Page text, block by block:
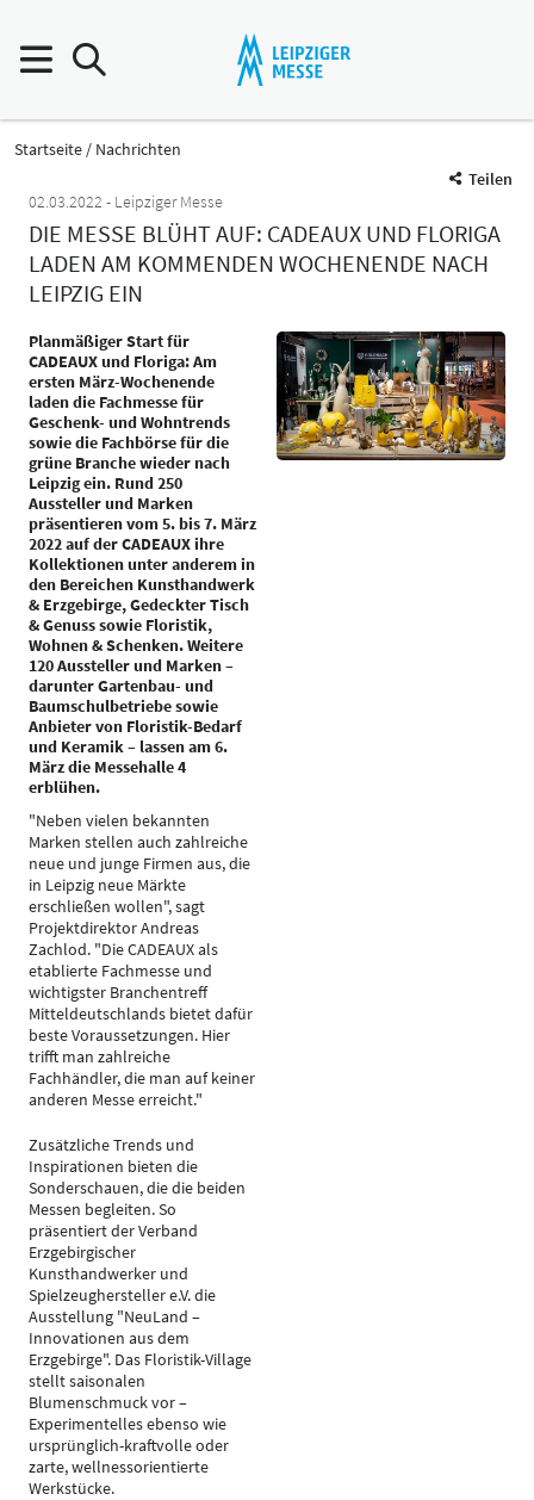
Startseite
Nachrichten
Teilen
02.03.2022
Leipziger Messe
DIE MESSE BLÜHT AUF: CADEAUX UND FLORIGA
LADEN AM KOMMENDEN WOCHENENDE NACH
LEIPZIG EIN
Planmäßiger Start für
CADEAUX und Floriga: Am
ersten März-Wochenende
laden die Fachmesse für
Geschenk- und Wohntrends
sowie die Fachbörse für die
grüne Branche wieder nach
Leipzig ein. Rund 250
Aussteller und Marken
präsentieren vom 5. bis 7. März
2022 auf der CADEAUX ihre
Kollektionen unter anderem in
den Bereichen Kunsthandwerk
& Erzgebirge, Gedeckter Tisch
& Genuss sowie Floristik,
Wohnen & Schenken. Weitere
120 Aussteller und Marken –
darunter Gartenbau- und
Baumschulbetriebe sowie
Anbieter von Floristik-Bedarf
und Keramik – lassen am 6.
März die Messehalle 4
erblühen.
"Neben vielen bekannten
Marken stellen auch zahlreiche
neue und junge Firmen aus, die
in Leipzig neue Märkte
erschließen wollen", sagt
Projektdirektor Andreas
Zachlod. "Die CADEAUX als
etablierte Fachmesse und
wichtigster Branchentreff
Mitteldeutschlands bietet dafür
beste Voraussetzungen. Hier
trifft man zahlreiche
Fachhändler, die man auf keiner
anderen Messe erreicht."
Zusätzliche Trends und
Inspirationen bieten die
Sonderschauen, die die beiden
Messen begleiten. So
präsentiert der Verband
Erzgebirgischer
Kunsthandwerker und
Spielzeughersteller e.V. die
Ausstellung "NeuLand –
Innovationen aus dem
Erzgebirge". Das Floristik-Village
stellt saisonalen
Blumenschmuck vor –
Experimentelles ebenso wie
ursprünglich-kraftvolle oder
zarte, wellnessorientierte
Werkstücke.